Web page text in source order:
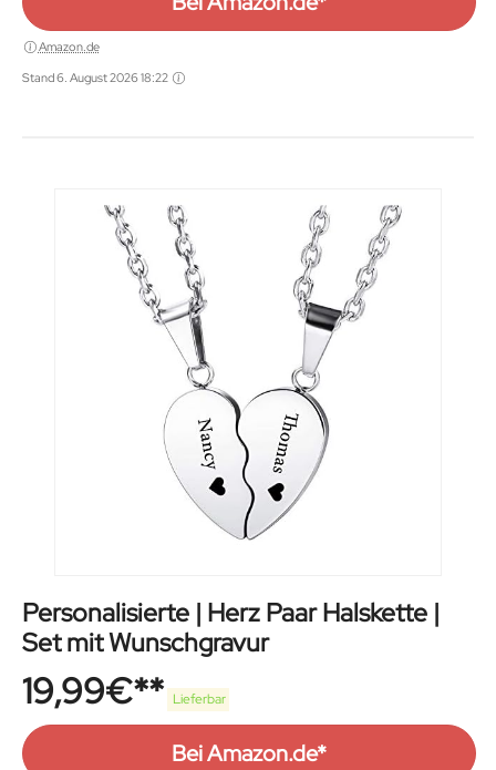
Amazon.de
Stand 6. August 2026 18:22
Personalisierte | Herz Paar Halskette |
Set mit Wunschgravur
19,99€ Lieferbar
Bei Amazon.de*